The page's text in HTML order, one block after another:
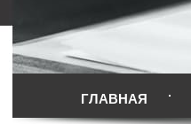
ГЛАВНАЯ